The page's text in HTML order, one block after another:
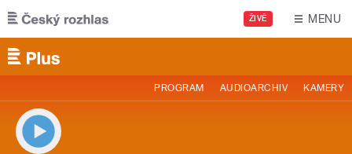
Přejít k hlavnímu obsahu
ŽIVĚ MENU
PROGRAM AUDIOARCHIV KAMERY